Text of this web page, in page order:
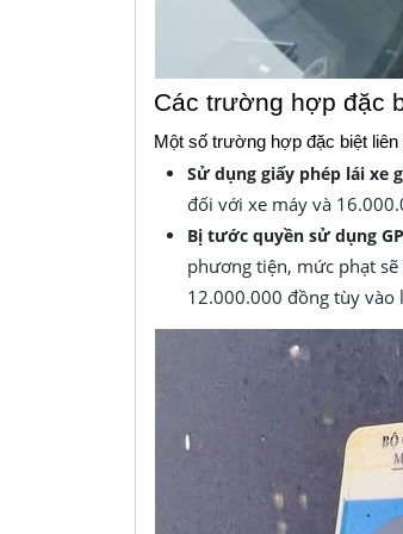
Các trường hợp đặc
Một số trường hợp đặc biệt
Sử dụng giấy phép lái xe
đối với xe máy và
Bị tước quyền sử dụng
phương tiện, mức phạt
12.000.000 đồng tùy vào